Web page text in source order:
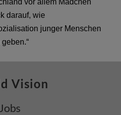
vor allem Mädchen
darauf, wie
junger Menschen
Vision
Jobs